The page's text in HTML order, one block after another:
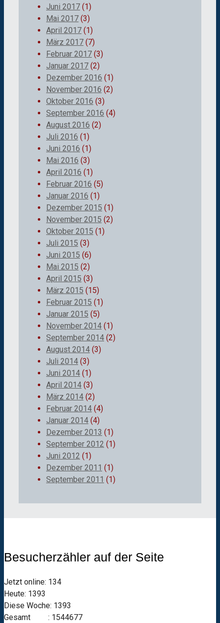
Juni 2017 (1)
Mai 2017 (3)
April 2017 (1)
März 2017 (7)
Februar 2017 (3)
Januar 2017 (2)
Dezember 2016 (1)
November 2016 (2)
Oktober 2016 (3)
September 2016 (4)
August 2016 (2)
Juli 2016 (1)
Juni 2016 (1)
Mai 2016 (3)
April 2016 (1)
Februar 2016 (5)
Januar 2016 (1)
Dezember 2015 (1)
November 2015 (2)
Oktober 2015 (1)
Juli 2015 (3)
Juni 2015 (6)
Mai 2015 (2)
April 2015 (3)
März 2015 (15)
Februar 2015 (1)
Januar 2015 (5)
November 2014 (1)
September 2014 (2)
August 2014 (3)
Juli 2014 (3)
Juni 2014 (1)
April 2014 (3)
März 2014 (2)
Februar 2014 (4)
Januar 2014 (4)
Dezember 2013 (1)
September 2012 (1)
Juni 2012 (1)
Dezember 2011 (1)
September 2011 (1)
Besucherzähler auf der Seite
Jetzt online: 134
Heute: 1393
Diese Woche: 1393
Gesamt : 1544677